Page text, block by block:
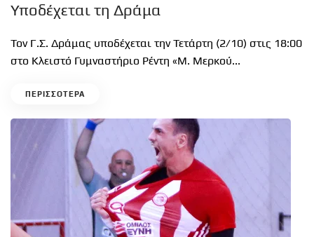
Υποδέχεται τη Δράμα
Τον Γ.Σ. Δράμας υποδέχεται την Τετάρτη (2/10) στις 18:00
στο Κλειστό Γυμναστήριο Ρέντη «Μ. Μερκού...
ΠΕΡΙΣΣΟΤΕΡΑ